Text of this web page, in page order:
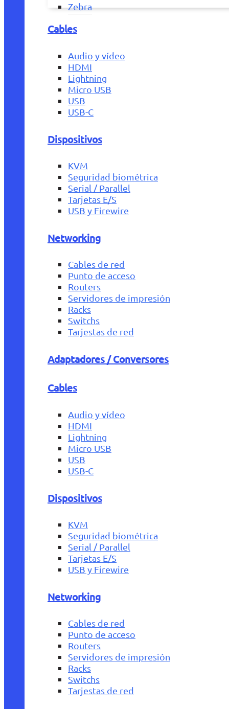
Zebra
Cables
Audio y vídeo
HDMI
Lightning
Micro USB
USB
USB-C
Dispositivos
KVM
Seguridad biométrica
Serial / Parallel
Tarjetas E/S
USB y Firewire
Networking
Cables de red
Punto de acceso
Routers
Servidores de impresión
Racks
Switchs
Tarjestas de red
Adaptadores / Conversores
Cables
Audio y vídeo
HDMI
Lightning
Micro USB
USB
USB-C
Dispositivos
KVM
Seguridad biométrica
Serial / Parallel
Tarjetas E/S
USB y Firewire
Networking
Cables de red
Punto de acceso
Routers
Servidores de impresión
Racks
Switchs
Tarjestas de red